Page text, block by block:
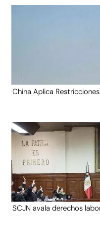
China Aplica
SCJN avala derechos